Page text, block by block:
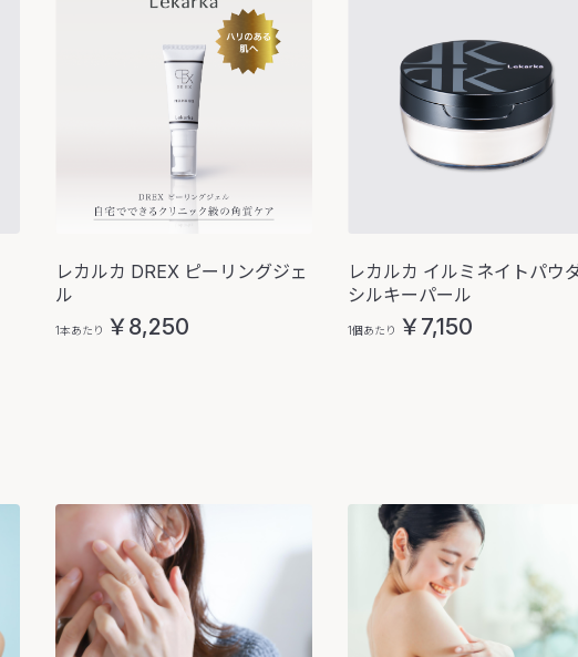
レカルカ DREX ピーリングジェ
ル
1本あたり ￥8,250
レカルカ イルミネイトパウ
シルキーパール
1個あたり ￥7,150